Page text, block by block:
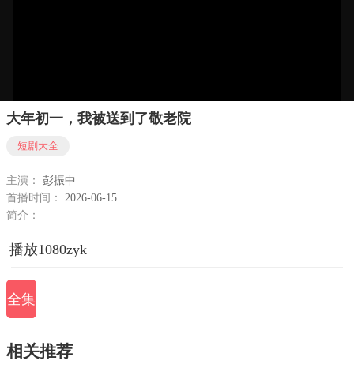
大年初一，我被送到了敬老院
短剧大全
主演：
彭振中
首播时间：
2026-06-15
简介：
播放1080zyk
全集
相关推荐